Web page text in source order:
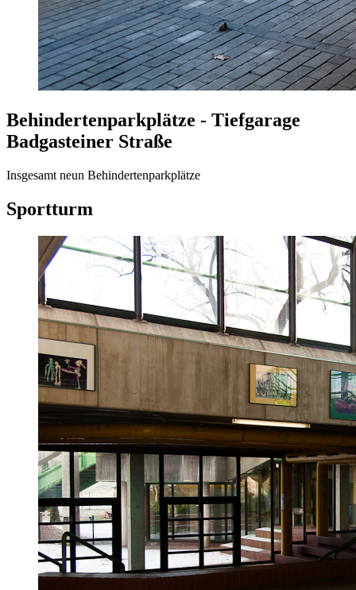
Behindertenparkplätze - Tiefgarage
Badgasteiner Straße
Insgesamt neun Behindertenparkplätze
Sportturm